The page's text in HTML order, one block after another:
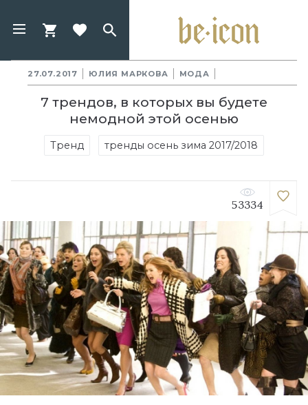
27.07.2017 ЮЛИЯ МАРКОВА МОДА
7 трендов, в которых вы будете
немодной этой осенью
Тренд тренды осень зима 2017/2018
53334